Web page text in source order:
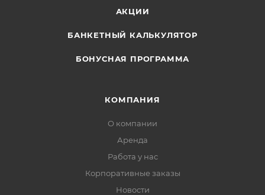
АКЦИИ
БАНКЕТНЫЙ КАЛЬКУЛЯТОР
БОНУСНАЯ ПРОГРАММА
КОМПАНИЯ
О компании
Аренда
Работа у нас
Корпоративные заказы
Новости